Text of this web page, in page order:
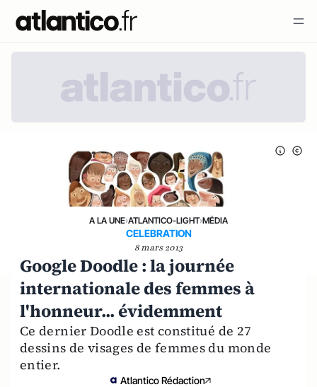
A LA UNE›ATLANTICO-LIGHT›MÉDIA
CELEBRATION
8 mars 2013
Google Doodle : la journée
internationale des femmes à
l'honneur... évidemment
Ce dernier Doodle est constitué de 27
dessins de visages de femmes du monde
entier.
Atlantico Rédaction